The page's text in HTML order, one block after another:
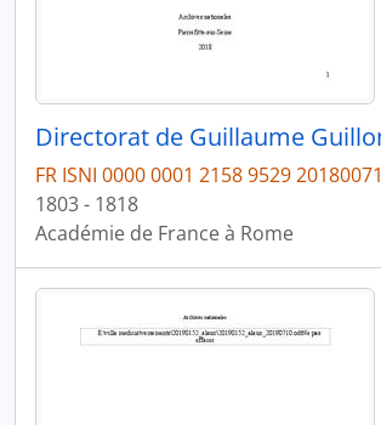
FR ISNI 0000 0001 2158 9529 20180071
1803 - 1818
Académie de France à Rome